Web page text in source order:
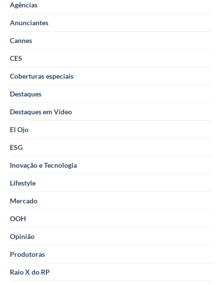
Agências
Anunciantes
Cannes
CES
Coberturas especiais
Destaques
Destaques em Vídeo
El Ojo
ESG
Inovação e Tecnologia
Lifestyle
Mercado
OOH
Opinião
Produtoras
Raio X do RP